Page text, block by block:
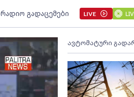
რადიო გადაცემები LIVE
ავტომატური